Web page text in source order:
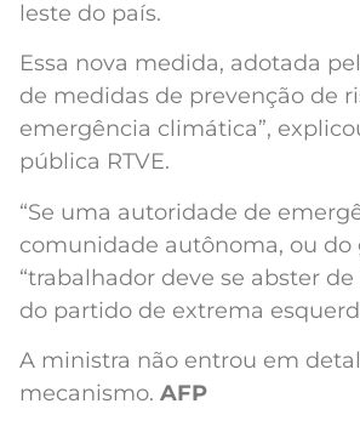
leste do país.
Essa nova medida, adotada
de medidas de prevenção de
emergência climática”,
pública RTVE.
“Se uma autoridade de
comunidade autônoma, ou do
“trabalhador deve se abster
do partido de extrema
A ministra não entrou em
mecanismo. AFP